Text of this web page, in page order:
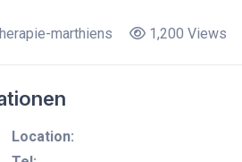
marthiens 1,200 Views
Location: